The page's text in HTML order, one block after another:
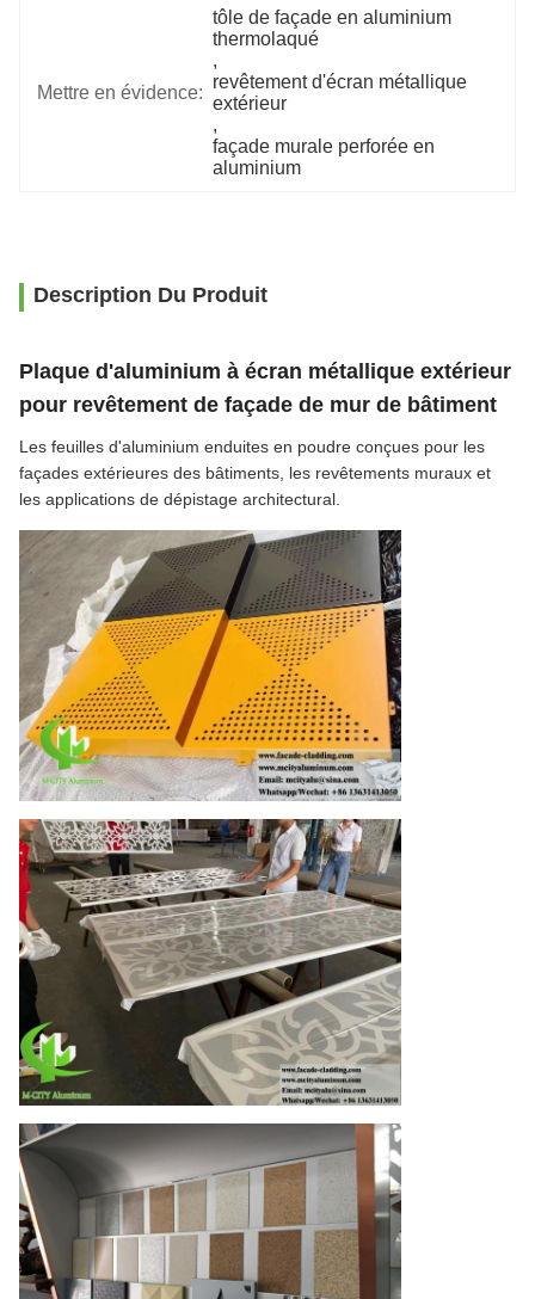
Mettre en évidence:
tôle de façade en aluminium
thermolaqué
,
revêtement d'écran métallique
extérieur
,
façade murale perforée en
aluminium
Description Du Produit
Plaque d'aluminium à écran métallique extérieur
pour revêtement de façade de mur de bâtiment
Les feuilles d'aluminium enduites en poudre conçues pour les
façades extérieures des bâtiments, les revêtements muraux et
les applications de dépistage architectural.